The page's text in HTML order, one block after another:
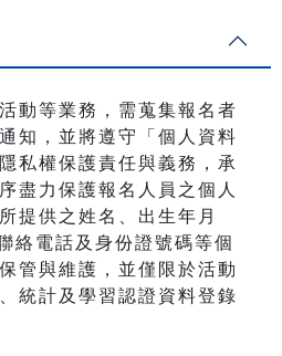
動等業務，需蒐集報名者
知，並將遵守「個人資料
私權保護責任與義務，承
盡力保護報名人員之個人
提供之姓名、出生年月
絡電話及身份證號碼等個
管與維護，並僅限於活動
統計及學習認證資料登錄